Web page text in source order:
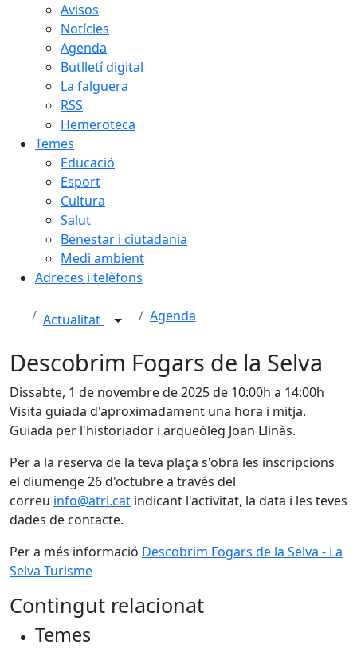
Avisos
Notícies
Agenda
Butlletí digital
La falguera
RSS
Hemeroteca
Temes
Educació
Esport
Cultura
Salut
Benestar i ciutadania
Medi ambient
Adreces i telèfons
Actualitat Agenda
Descobrim Fogars de la Selva
Dissabte, 1 de novembre de 2025 de 10:00h a 14:00h
Visita guiada d'aproximadament una hora i mitja.
Guiada per l'historiador i arqueòleg Joan Llinàs.
Per a la reserva de la teva plaça s'obra les inscripcions
el diumenge 26 d'octubre a través del
correu info@atri.cat indicant l'activitat, la data i les teves
dades de contacte.
Per a més informació Descobrim Fogars de la Selva - La
Selva Turisme
Contingut relacionat
Temes